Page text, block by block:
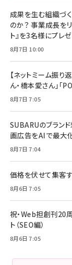
成果を生む組織づ
のか？ 事業成長を
ト』を3名様にプレ
8月7日 10:00
【ネットミーム振り
ん・橋本愛さん」「
8月7日 7:05
SUBARUのブラン
画広告をAIで最大
8月7日 7:04
価格を伏せて集客
8月6日 7:05
祝・Web担創刊20
ト（SEO編）
8月6日 7:05